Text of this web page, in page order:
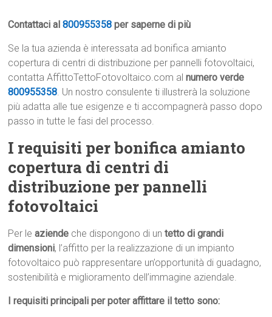
Contattaci al800955358 per saperne di più
Se la tua azienda è interessata ad bonifica amianto
copertura di centri di distribuzione per pannelli fotovoltaici,
contatta AffittoTettoFotovoltaico.com alnumero verde
800955358. Un nostro consulente ti illustrerà la soluzione
più adatta alle tue esigenze e ti accompagnerà passo dopo
passo in tutte le fasi del processo.
I requisiti per bonifica amianto
copertura di centri di
distribuzione per pannelli
fotovoltaici
Per leaziende che dispongono di untetto di grandi
dimensioni, l’affitto per la realizzazione di un impianto
fotovoltaico può rappresentare un’opportunità di guadagno,
sostenibilità e miglioramento dell’immagine aziendale.
I requisiti principali per poter affittare il tetto sono: